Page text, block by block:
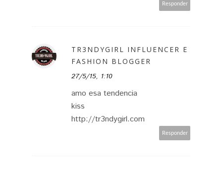
Responder
TR3NDYGIRL INFLUENCER E
FASHION BLOGGER
27/5/15, 1:10
amo esa tendencia
kiss
http://tr3ndygirl.com
Responder